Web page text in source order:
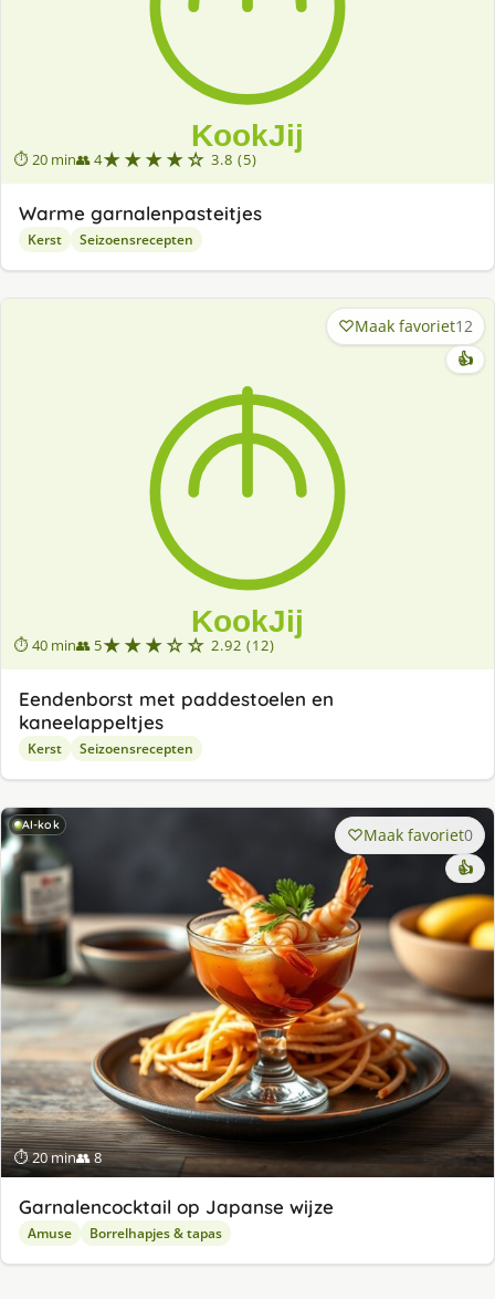
⏱ 20 min👥 4★★★★☆ 3.8 (5)
Warme garnalenpasteitjes
Kerst Seizoensrecepten
⏱ 40 min👥 5★★★☆☆ 2.92 (12)
Maak favoriet12
👍
Eendenborst met paddestoelen en
kaneelappeltjes
Kerst Seizoensrecepten
AI-kok
⏱ 20 min👥 8
Maak favoriet0
👍
Garnalencocktail op Japanse wijze
Amuse Borrelhapjes & tapas